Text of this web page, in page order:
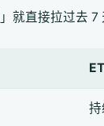
就直接拉过去
持